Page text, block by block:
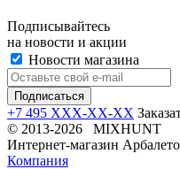
Подписывайтесь
на новости и акции
Новости магазина
+7 495 XXX-XX-XX
© 2013-2026 MIXHUNT
Интернет-магазин
Компания